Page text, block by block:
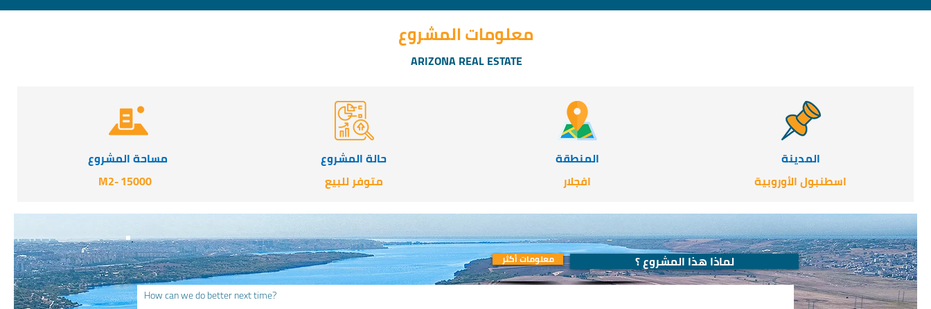
معلومات المشروع
ARIZONA REAL ESTATE
مساحة المشروع
-M215000
حالة المشروع
متوفر للبيع
المنطقة
افجلار
المدينة
اسطنبول الأوروبية
معلومات أكثر لماذا هذا المشروع ؟
How can we do better next time?